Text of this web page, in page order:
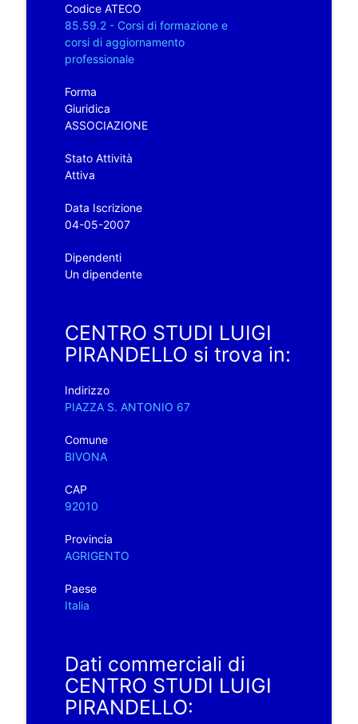
Codice ATECO
85.59.2 - Corsi di formazione e
corsi di aggiornamento
professionale
Forma
Giuridica
ASSOCIAZIONE
Stato Attività
Attiva
Data Iscrizione
04-05-2007
Dipendenti
Un dipendente
CENTRO STUDI LUIGI
PIRANDELLO si trova in:
Indirizzo
PIAZZA S. ANTONIO 67
Comune
BIVONA
CAP
92010
Provincia
AGRIGENTO
Paese
Italia
Dati commerciali di
CENTRO STUDI LUIGI
PIRANDELLO: